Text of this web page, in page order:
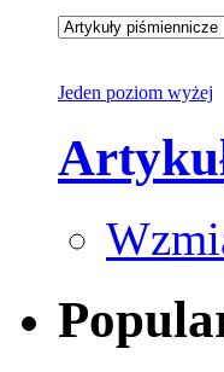
Jeden poziom wyżej